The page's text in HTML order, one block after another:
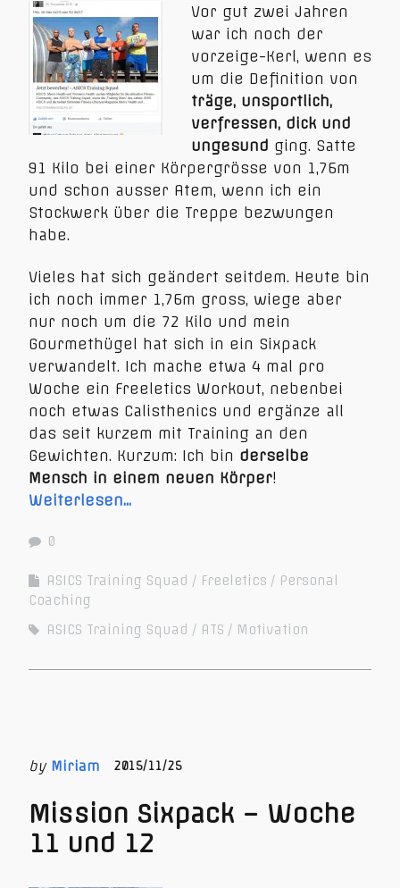
Vor gut zwei Jahren
war ich noch der
vorzeige-Kerl, wenn es
um die Definition von
träge, unsportlich,
verfressen, dick und
ungesund ging. Satte
91 Kilo bei einer Körpergrösse von 1,76m
und schon ausser Atem, wenn ich ein
Stockwerk über die Treppe bezwungen
habe.
Vieles hat sich geändert seitdem. Heute bin
ich noch immer 1,76m gross, wiege aber
nur noch um die 72 Kilo und mein
Gourmethügel hat sich in ein Sixpack
verwandelt. Ich mache etwa 4 mal pro
Woche ein Freeletics Workout, nebenbei
noch etwas Calisthenics und ergänze all
das seit kurzem mit Training an den
Gewichten. Kurzum: Ich bin derselbe
Mensch in einem neuen Körper!
Weiterlesen…
0
ASICS Training Squad Freeletics
Personal
Coaching
ASICS Training Squad
ATS Motivation
by Miriam 2015/11/25
Mission Sixpack – Woche
11 und 12